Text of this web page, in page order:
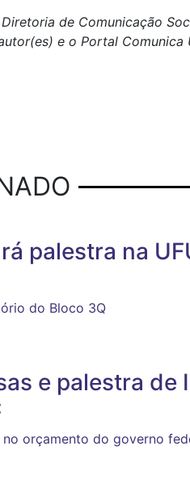
de Comunicação
e o Portal Comunica
palestra na
do Bloco 3Q
e palestra de
orçamento do governo